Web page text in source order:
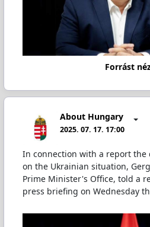
Forrást
About Hungary
2025. 07. 17. 17:00
In connection with a report the
on the Ukrainian situation,
Prime Minister's Office, told a
press briefing on Wednesday